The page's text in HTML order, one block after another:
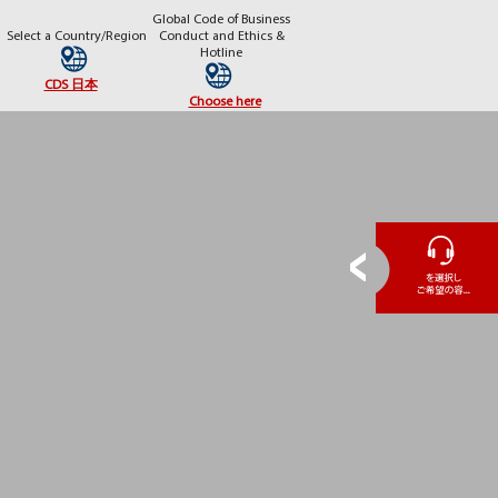
Select a Country/Region
Global Code of Business
Conduct and Ethics &
Hotline